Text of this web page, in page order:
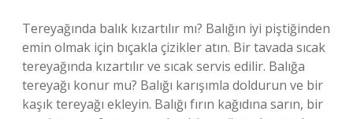
Tereyağında balık kızartılır mı? Balığın iyi piştiğinden
emin olmak için bıçakla çizikler atın. Bir tavada sıcak
tereyağında kızartılır ve sıcak servis edilir. Balığa
tereyağı konur mu? Balığı karışımla doldurun ve bir
kaşık tereyağı ekleyin. Balığı fırın kağıdına sarın, bir